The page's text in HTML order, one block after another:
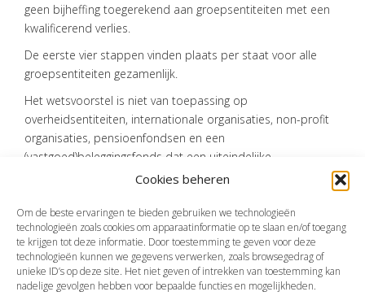
Cookies beheren
Om de beste ervaringen te bieden gebruiken we technologieën
technologieën zoals cookies om apparaatinformatie op te slaan en/of toegang
te krijgen tot deze informatie. Door toestemming te geven voor deze
technologieën kunnen we gegevens verwerken, zoals browsegedrag of
unieke ID’s op deze site. Het niet geven of intrekken van toestemming kan
nadelige gevolgen hebben voor bepaalde functies en mogelijkheden.
geen bijheffing toegerekend aan groepsentiteiten met een
kwalificerend verlies.
De eerste vier stappen vinden plaats per staat voor alle
groepsentiteiten gezamenlijk.
Het wetsvoorstel is niet van toepassing op
overheidsentiteiten, internationale organisaties, non-profit
organisaties, pensioenfondsen en een
(vastgoed)beleggingsfonds dat een uiteindelijke
Vorige Volgende